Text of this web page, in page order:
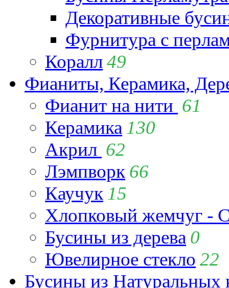
Декоративные
Фурнитура с
Коралл49
Фианиты, Керамика,
Фианит на нити 61
Керамика 130
Акрил 62
Лэмпворк 66
Каучук 15
Хлопковый жемчуг -
Бусины из дерева 0
Ювелирное стекло 22
Бусины из Натуральных